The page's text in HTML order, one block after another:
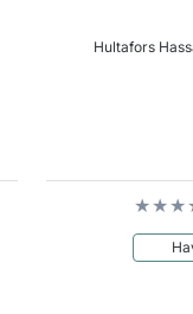
Hultafors